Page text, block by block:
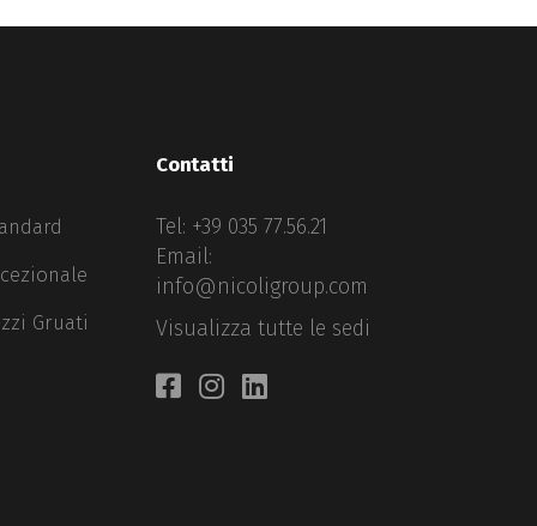
Gruati
Contatti
Tel: +39 035 77.56.21
Email:
info@nicoligroup.com
Visualizza tutte le sedi